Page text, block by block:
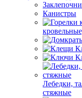
Канистры
Лебедки,
стяжные